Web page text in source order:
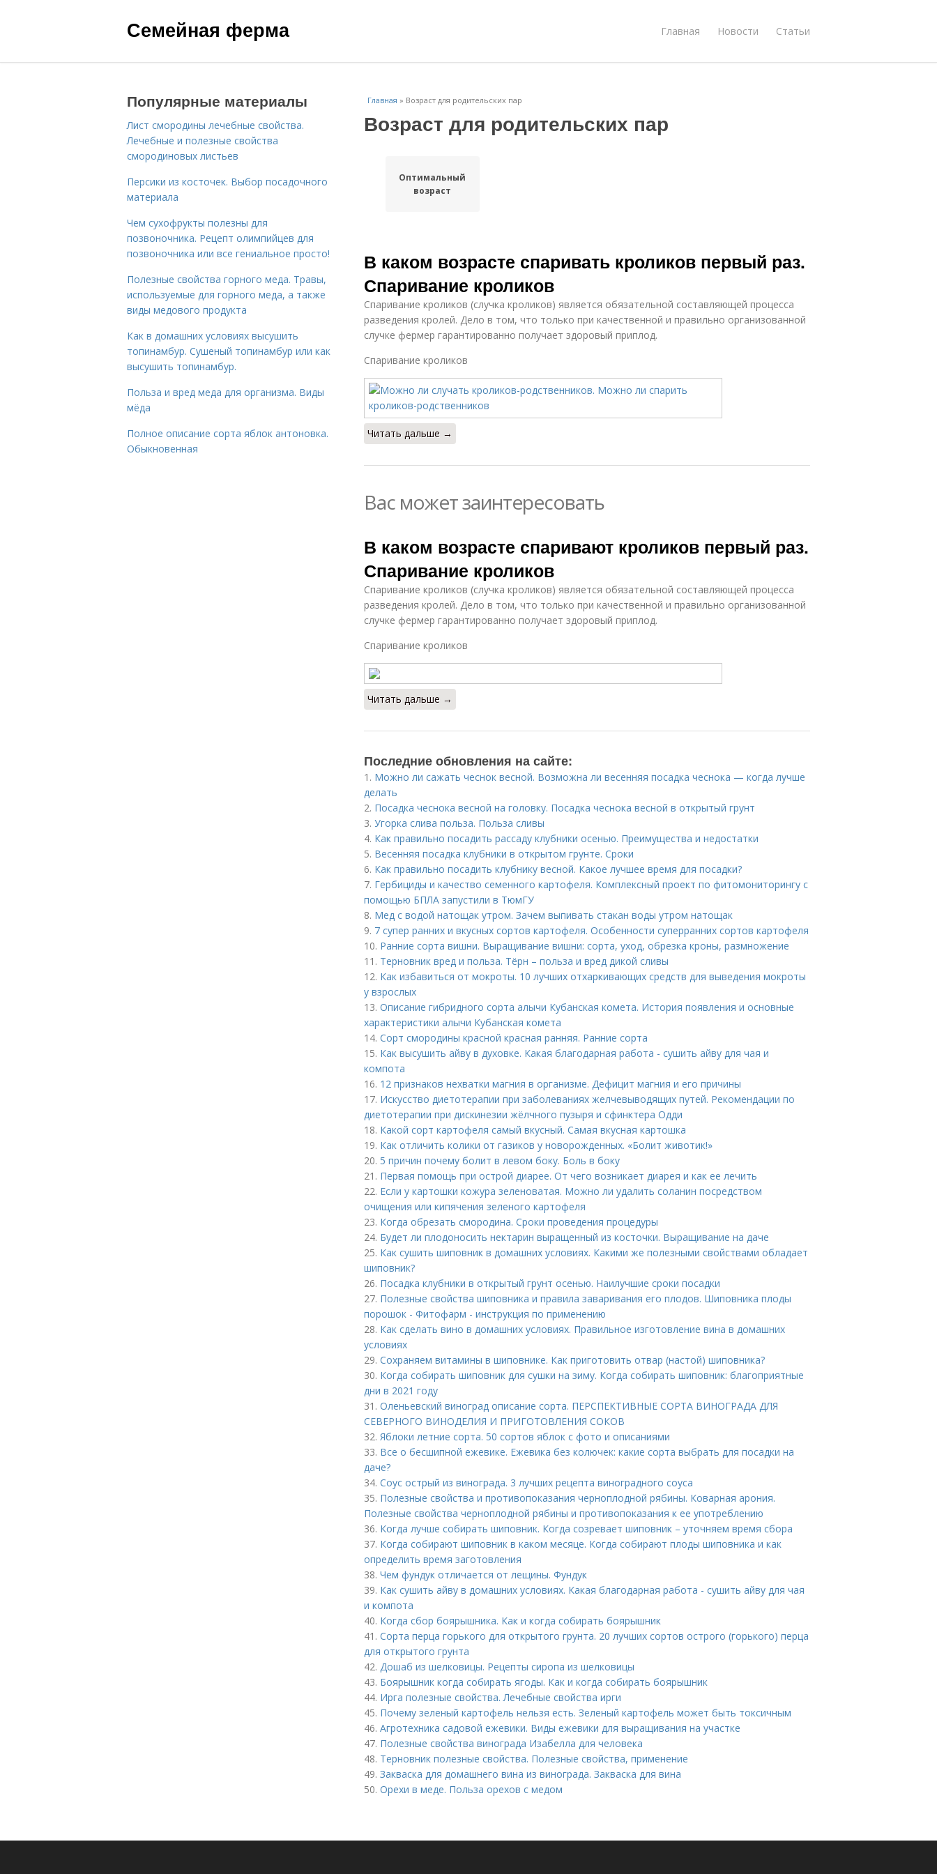
Семейная ферма Главная Новости Статьи
Главная » Возраст для родительских пар
Возраст для родительских пар
Оптимальный
возраст
В каком возрасте спаривать кроликов первый раз.
Спаривание кроликов
Спаривание кроликов (случка кроликов) является обязательной составляющей процесса
разведения кролей. Дело в том, что только при качественной и правильно организованной
случке фермер гарантированно получает здоровый приплод.
Спаривание кроликов
Читать дальше →
Вас может заинтересовать
В каком возрасте спаривают кроликов первый раз.
Спаривание кроликов
Спаривание кроликов (случка кроликов) является обязательной составляющей процесса
разведения кролей. Дело в том, что только при качественной и правильно организованной
случке фермер гарантированно получает здоровый приплод.
Спаривание кроликов
Читать дальше →
Последние обновления на сайте:
1. Можно ли сажать чеснок весной. Возможна ли весенняя посадка чеснока — когда лучше
делать
2. Посадка чеснока весной на головку. Посадка чеснока весной в открытый грунт
3. Угорка слива польза. Польза сливы
4. Как правильно посадить рассаду клубники осенью. Преимущества и недостатки
5. Весенняя посадка клубники в открытом грунте. Сроки
6. Как правильно посадить клубнику весной. Какое лучшее время для посадки?
7. Гербициды и качество семенного картофеля. Комплексный проект по фитомониторингу с
помощью БПЛА запустили в ТюмГУ
8. Мед с водой натощак утром. Зачем выпивать стакан воды утром натощак
9. 7 супер ранних и вкусных сортов картофеля. Особенности суперранних сортов картофеля
10. Ранние сорта вишни. Выращивание вишни: сорта, уход, обрезка кроны, размножение
11. Терновник вред и польза. Тёрн – польза и вред дикой сливы
12. Как избавиться от мокроты. 10 лучших отхаркивающих средств для выведения мокроты
у взрослых
13. Описание гибридного сорта алычи Кубанская комета. История появления и основные
характеристики алычи Кубанская комета
14. Сорт смородины красной красная ранняя. Ранние сорта
15. Как высушить айву в духовке. Какая благодарная работа - сушить айву для чая и
компота
16. 12 признаков нехватки магния в организме. Дефицит магния и его причины
17. Искусство диетотерапии при заболеваниях желчевыводящих путей. Рекомендации по
диетотерапии при дискинезии жёлчного пузыря и сфинктера Одди
18. Какой сорт картофеля самый вкусный. Самая вкусная картошка
19. Как отличить колики от газиков у новорожденных. «Болит животик!»
20. 5 причин почему болит в левом боку. Боль в боку
21. Первая помощь при острой диарее. От чего возникает диарея и как ее лечить
22. Если у картошки кожура зеленоватая. Можно ли удалить соланин посредством
очищения или кипячения зеленого картофеля
23. Когда обрезать смородина. Сроки проведения процедуры
24. Будет ли плодоносить нектарин выращенный из косточки. Выращивание на даче
25. Как сушить шиповник в домашних условиях. Какими же полезными свойствами обладает
шиповник?
26. Посадка клубники в открытый грунт осенью. Наилучшие сроки посадки
27. Полезные свойства шиповника и правила заваривания его плодов. Шиповника плоды
порошок - Фитофарм - инструкция по применению
28. Как сделать вино в домашних условиях. Правильное изготовление вина в домашних
условиях
29. Сохраняем витамины в шиповнике. Как приготовить отвар (настой) шиповника?
30. Когда собирать шиповник для сушки на зиму. Когда собирать шиповник: благоприятные
дни в 2021 году
31. Оленьевский виноград описание сорта. ПЕРСПЕКТИВНЫЕ СОРТА ВИНОГРАДА ДЛЯ
CЕВЕРНОГО ВИНОДЕЛИЯ И ПРИГОТОВЛЕНИЯ СОКОВ
32. Яблоки летние сорта. 50 сортов яблок с фото и описаниями
33. Все о бесшипной ежевике. Ежевика без колючек: какие сорта выбрать для посадки на
даче?
34. Соус острый из винограда. 3 лучших рецепта виноградного соуса
35. Полезные свойства и противопоказания черноплодной рябины. Коварная арония.
Полезные свойства черноплодной рябины и противопоказания к ее употреблению
36. Когда лучше собирать шиповник. Когда созревает шиповник – уточняем время сбора
37. Когда собирают шиповник в каком месяце. Когда собирают плоды шиповника и как
определить время заготовления
38. Чем фундук отличается от лещины. Фундук
39. Как сушить айву в домашних условиях. Какая благодарная работа - сушить айву для чая
и компота
40. Когда сбор боярышника. Как и когда собирать боярышник
41. Сорта перца горького для открытого грунта. 20 лучших сортов острого (горького) перца
для открытого грунта
42. Дошаб из шелковицы. Рецепты сиропа из шелковицы
43. Боярышник когда собирать ягоды. Как и когда собирать боярышник
44. Ирга полезные свойства. Лечебные свойства ирги
45. Почему зеленый картофель нельзя есть. Зеленый картофель может быть токсичным
46. Агротехника садовой ежевики. Виды ежевики для выращивания на участке
47. Полезные свойства винограда Изабелла для человека
48. Терновник полезные свойства. Полезные свойства, применение
49. Закваска для домашнего вина из винограда. Закваска для вина
50. Орехи в меде. Польза орехов с медом
Популярные материалы
Лист смородины лечебные свойства.
Лечебные и полезные свойства
смородиновых листьев
Персики из косточек. Выбор посадочного
материала
Чем сухофрукты полезны для
позвоночника. Рецепт олимпийцев для
позвоночника или все гениальное просто!
Полезные свойства горного меда. Травы,
используемые для горного меда, а также
виды медового продукта
Как в домашних условиях высушить
топинамбур. Сушеный топинамбур или как
высушить топинамбур.
Польза и вред меда для организма. Виды
мёда
Полное описание сорта яблок антоновка.
Обыкновенная